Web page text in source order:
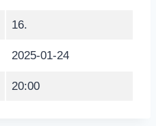
16.
2025-01-24
20:00